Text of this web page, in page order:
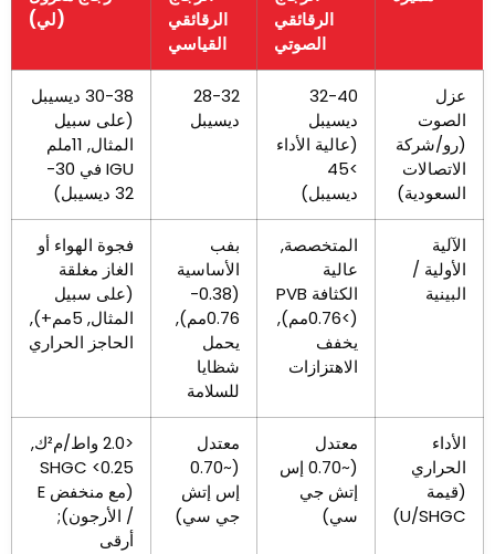
الرقائقي
الصوتي
الرقائقي
القياسي
(لي)
عزل
الصوت
(رو/شركة
الاتصالات
السعودية)
32-40
ديسيبل
(عالية الأداء
>45
ديسيبل)
28-32
ديسيبل
30-38 ديسيبل
(على سبيل
المثال, 11ملم
IGU في 30-
32 ديسيبل)
الآلية
الأولية /
البينية
المتخصصة,
عالية
الكثافة PVB
(>0.76مم),
يخفف
الاهتزازات
بفب
الأساسية
(0.38-
0.76مم),
يحمل
شظايا
للسلامة
فجوة الهواء أو
الغاز مغلقة
(على سبيل
المثال, 5مم+),
الحاجز الحراري
الأداء
الحراري
(قيمة
U/SHGC)
معتدل
(~0.70 إس
إتش جي
سي)
معتدل
(~0.70
إس إتش
جي سي)
<2.0 واط/م²ك,
SHGC <0.25
(مع منخفض E
/ الأرجون);
أرقى